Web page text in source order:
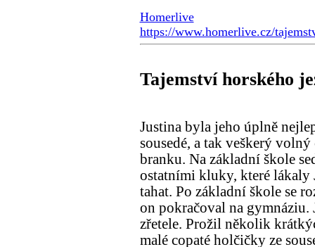
Homerlive
https://www.homerlive.cz/
Tajemství horského
Justina byla jeho úplně
sousedé, a tak veškerý
branku. Na základní škole
ostatními kluky, které
tahat. Po základní škole se
on pokračoval na
zřetele. Prožil několik
malé copaté holčičky ze